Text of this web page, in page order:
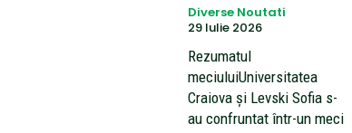
Diverse Noutati
29 Iulie 2026
Rezumatul
meciuluiUniversitatea
Craiova și Levski Sofia s-
au confruntat într-un meci